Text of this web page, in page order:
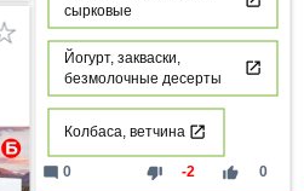
сырковые
Йогурт, закваски,
безмолочные десерты
Колбаса, ветчина
thumb_down -2 thumb_up 0
mode_comment 0